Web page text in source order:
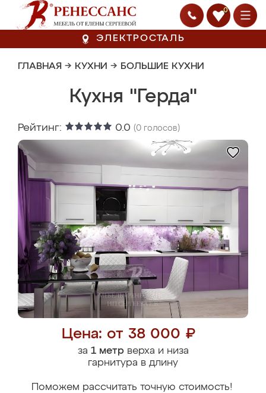
0
ЭЛЕКТРОСТАЛЬ
ГЛАВНАЯ → КУХНИ → БОЛЬШИЕ КУХНИ
Кухня "Герда"
Рейтинг: 0.0 (0 голосов)
Цена: от 38 000 ₽
за 1 метрверха и низа
гарнитура в длину
Поможем рассчитать точную стоимость!